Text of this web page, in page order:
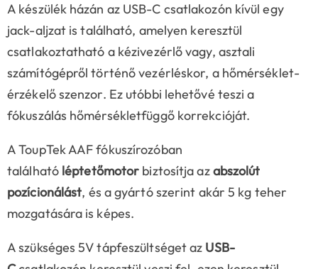
A készülék házán az USB-C csatlakozón kívül egy
jack-aljzat is található, amelyen keresztül
csatlakoztatható a kézivezérlő vagy, asztali
számítógépről történő vezérléskor, a hőmérséklet-
érzékelő szenzor. Ez utóbbi lehetővé teszi a
fókuszálás hőmérsékletfüggő korrekcióját.
A ToupTek AAF fókuszírozóban
található léptetőmotor biztosítja azabszolút
pozícionálást, és a gyártó szerint akár 5 kg teher
mozgatására is képes.
A szükséges 5V tápfeszültséget az USB-